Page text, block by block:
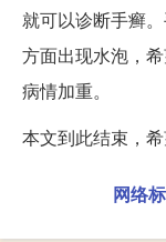
就可以诊断手癣
方面出现水泡，
病情加重。
本文到此结束，希
网络